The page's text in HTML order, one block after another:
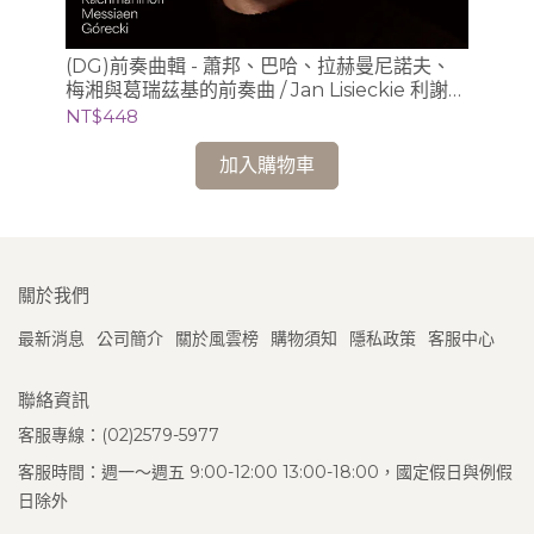
(DG)前奏曲輯 - 蕭邦、巴哈、拉赫曼尼諾夫、
梅湘與葛瑞茲基的前奏曲 / Jan Lisieckie 利謝茲
基 (鋼琴)
NT$448
加入購物車
關於我們
最新消息 公司簡介 關於風雲榜 購物須知 隱私政策 客服中心
聯絡資訊
客服專線：(02)2579-5977
客服時間：週一～週五 9:00-12:00 13:00-18:00，國定假日與例假
日除外